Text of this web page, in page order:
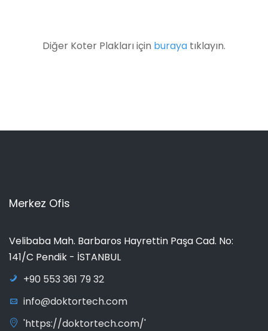
Diğer Koter Plakları için buraya tıklayın.
Merkez Ofis
Velibaba Mah. Barbaros Hayrettin Paşa Cad. No:
141/C Pendik - İSTANBUL
+90 553 361 79 32
info@doktortech.com
'https://doktortech.com/'